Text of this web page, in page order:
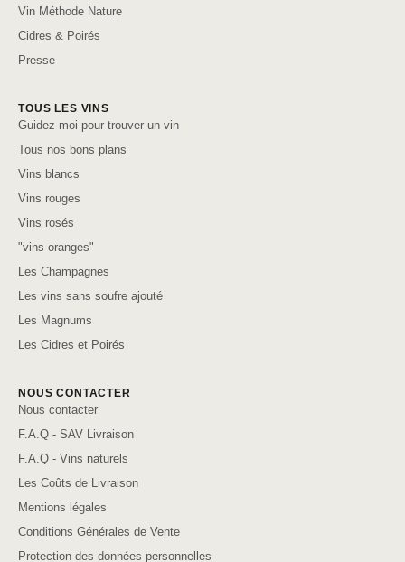
Vin Méthode Nature
Cidres & Poirés
Presse
TOUS LES VINS
Guidez-moi pour trouver un vin
Tous nos bons plans
Vins blancs
Vins rouges
Vins rosés
"vins oranges"
Les Champagnes
Les vins sans soufre ajouté
Les Magnums
Les Cidres et Poirés
NOUS CONTACTER
Nous contacter
F.A.Q - SAV Livraison
F.A.Q - Vins naturels
Les Coûts de Livraison
Mentions légales
Conditions Générales de Vente
Protection des données personnelles